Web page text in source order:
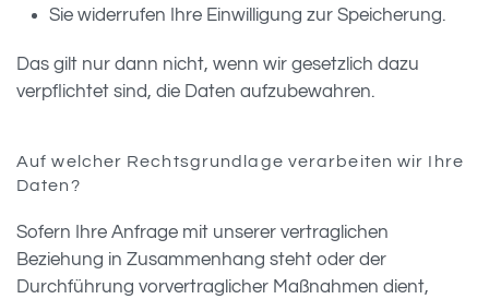
Sie widerrufen Ihre Einwilligung zur Speicherung.
Das gilt nur dann nicht, wenn wir gesetzlich dazu
verpflichtet sind, die Daten aufzubewahren.
Auf welcher Rechtsgrundlage verarbeiten wir Ihre
Daten?
Sofern Ihre Anfrage mit unserer vertraglichen
Beziehung in Zusammenhang steht oder der
Durchführung vorvertraglicher Maßnahmen dient,